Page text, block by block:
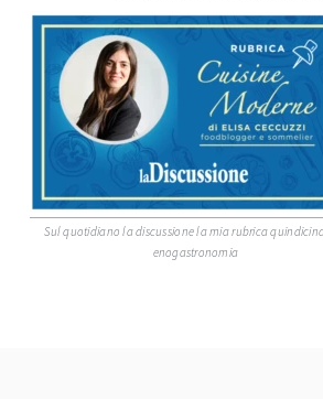
Sul quotidiano la discussione la mia rubrica
enogastronomia